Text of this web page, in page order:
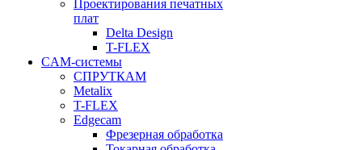
Проектирования печатных
плат
Delta Design
T-FLEX
CAM-системы
СПРУТКAM
Metalix
T-FLEX
Edgecam
Фрезерная обработка